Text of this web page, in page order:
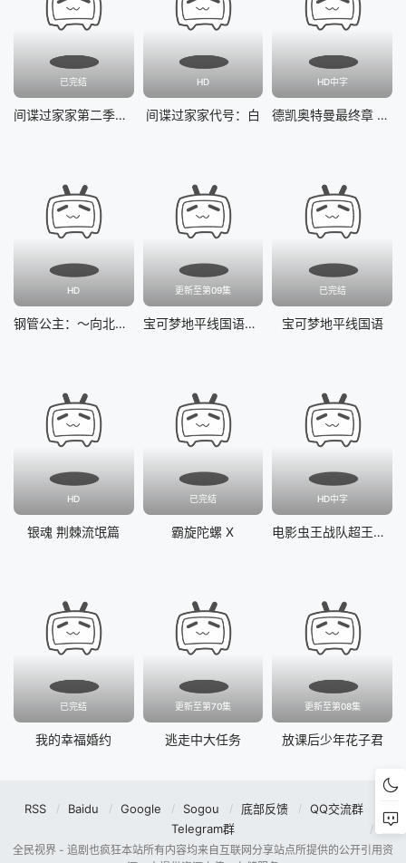
已完结
间谍过家家第二季国语
HD
间谍过家家代号：白
HD中字
德凯奥特曼最终章 向着旅途的彼岸……
HD
钢管公主：～向北极星许愿～
更新至第09集
宝可梦地平线国语第二季
已完结
宝可梦地平线国语
HD
银魂 荆棘流氓篇
已完结
霸旋陀螺 X
HD中字
电影虫王战队超王者：冒险天堂
已完结
我的幸福婚约
更新至第70集
逃走中大任务
更新至第08集
放课后少年花子君
RSS Baidu Google Sogou 底部反馈
QQ交流群
Telegram群
全民视界 - 追剧也疯狂本站所有内容均来自互联网分享站点所提供的公开引用资